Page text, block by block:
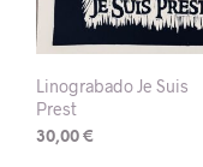
Linograbado Je Suis
Prest
30,00 €